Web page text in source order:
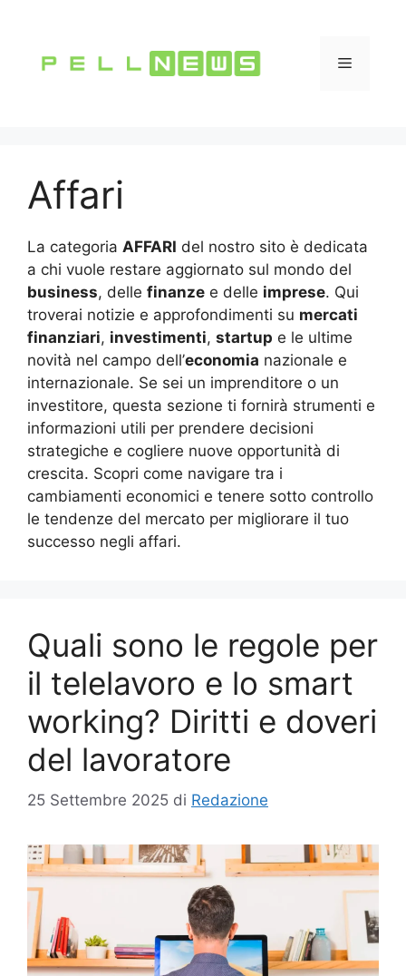
contenuto
Menu
Affari
La categoria AFFARI del nostro sito è dedicata
a chi vuole restare aggiornato sul mondo del
business, delle finanze e delle imprese. Qui
troverai notizie e approfondimenti su mercati
finanziari, investimenti, startup e le ultime
novità nel campo dell’economia nazionale e
internazionale. Se sei un imprenditore o un
investitore, questa sezione ti fornirà strumenti e
informazioni utili per prendere decisioni
strategiche e cogliere nuove opportunità di
crescita. Scopri come navigare tra i
cambiamenti economici e tenere sotto controllo
le tendenze del mercato per migliorare il tuo
successo negli affari.
Quali sono le regole per
il telelavoro e lo smart
working? Diritti e doveri
del lavoratore
25 Settembre 2025 di Redazione